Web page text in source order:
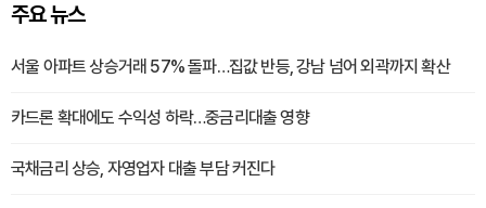
주요 뉴스
서울 아파트 상승거래 57% 돌파…집값 반등, 강남 넘어 외곽까지 확산
카드론 확대에도 수익성 하락…중금리대출 영향
국채금리 상승, 자영업자 대출 부담 커진다